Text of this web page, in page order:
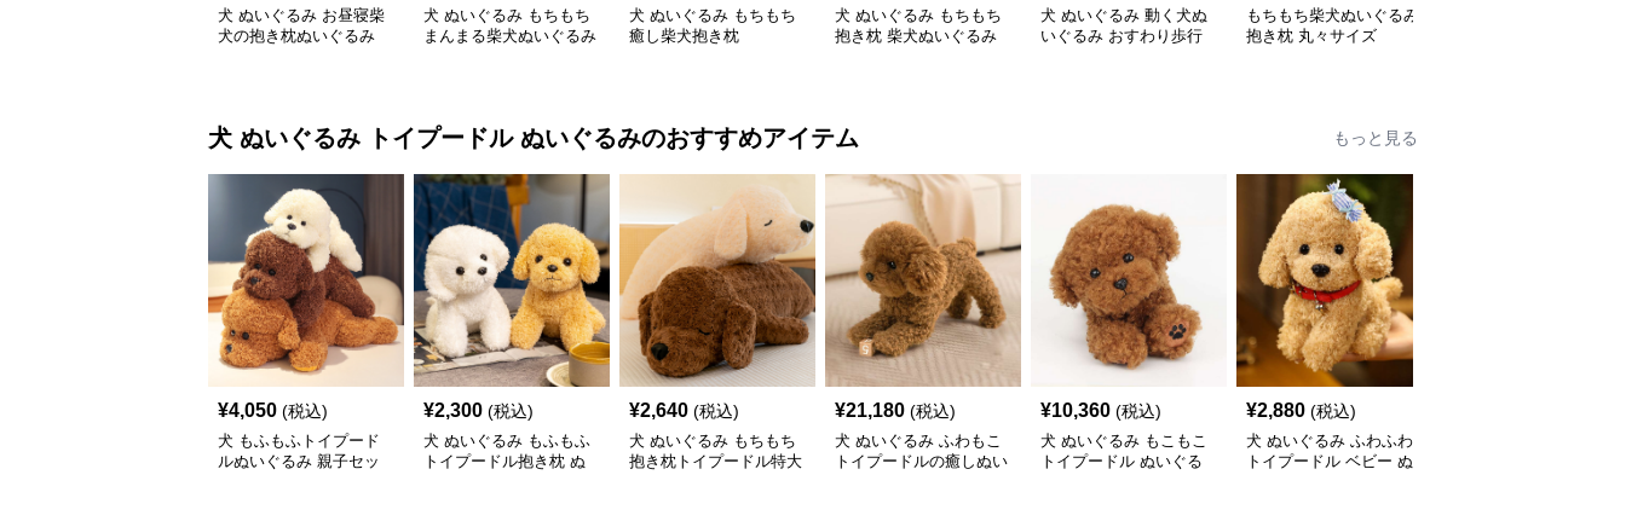
犬 ぬいぐるみ お昼寝柴
犬の抱き枕ぬいぐるみ
犬 ぬいぐるみ もちもち
まんまる柴犬ぬいぐるみ
犬 ぬいぐるみ もちもち
癒し柴犬抱き枕
犬 ぬいぐるみ もちもち
抱き枕 柴犬ぬいぐるみ
犬 ぬいぐるみ 動く犬ぬ
いぐるみ おすわり歩行
もちもち柴犬ぬいぐるみ
抱き枕 丸々サイズ
犬 ぬいぐるみ トイプードル ぬいぐるみのおすすめアイテム もっと見る
¥4,050 (税込)
犬 もふもふトイプード
ルぬいぐるみ 親子セッ
¥2,300 (税込)
犬 ぬいぐるみ もふもふ
トイプードル抱き枕 ぬ
¥2,640 (税込)
犬 ぬいぐるみ もちもち
抱き枕トイプードル特大
¥21,180 (税込)
犬 ぬいぐるみ ふわもこ
トイプードルの癒しぬい
¥10,360 (税込)
犬 ぬいぐるみ もこもこ
トイプードル ぬいぐる
¥2,880 (税込)
犬 ぬいぐるみ ふわふわ
トイプードル ベビー ぬ